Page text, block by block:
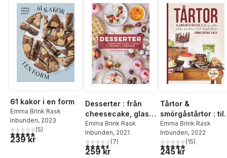
61 kakor i en form
Emma Brink Rask
Inbunden, 2023
4,8utav 5 stjärnor. Totalt antal röster:
(5)
239 kr
Desserter : från
cheesecake, glass
och pajer till
praliner och
macarons
Emma Brink Rask
Inbunden, 2021
4,6utav 5 stjärnor. Totalt antal röster:
(7)
259 kr
Tårtor &
smörgåstårtor : till
årets alla fester
och högtider
Emma Brink Rask
Inbunden, 2022
4,9utav 5 stjärnor.
(15)
245 kr